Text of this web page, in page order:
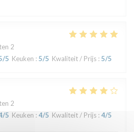
2
/5 Keuken : 5/5 Kwaliteit / Prijs : 5/5
2
/5 Keuken : 4/5 Kwaliteit / Prijs : 4/5